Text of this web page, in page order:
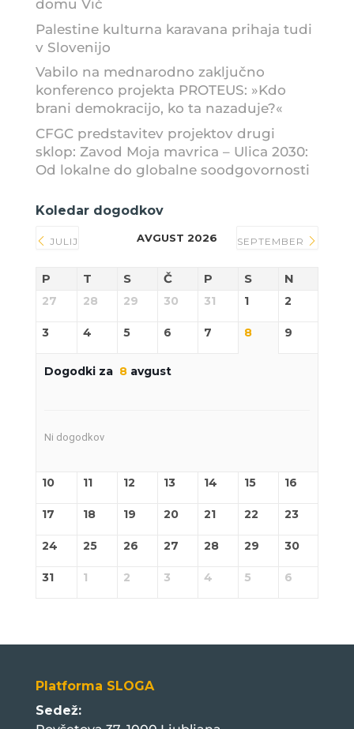
domu Vič
Palestine kulturna karavana prihaja tudi
v Slovenijo
Vabilo na mednarodno zaključno
konferenco projekta PROTEUS: »Kdo
brani demokracijo, ko ta nazaduje?«
CFGC predstavitev projektov drugi
sklop: Zavod Moja mavrica – Ulica 2030:
Od lokalne do globalne soodgovornosti
Koledar dogodkov
JULIJ AVGUST 2026 SEPTEMBER
P T S Č P S N
27 28 29 30 31 1 2
3 4 5 6 7 8 9
Dogodki za 8avgust
Ni dogodkov
10 11 12 13 14 15 16
17 18 19 20 21 22 23
24 25 26 27 28 29 30
31 1 2 3 4 5 6
Platforma SLOGA
Sedež: